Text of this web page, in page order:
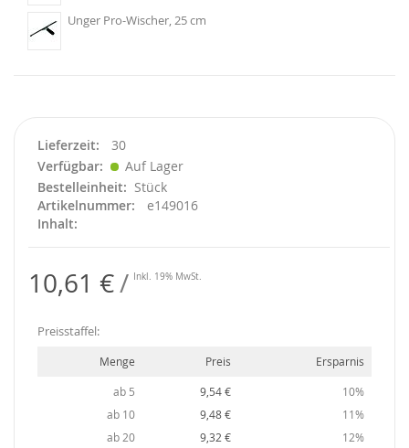
Unger Pro-Wischer, 25 cm
Lieferzeit
30
Verfügbar
Auf Lager
Bestelleinheit
Stück
Artikelnummer
e149016
Inhalt
10,61 € Inkl. 19% MwSt.
Preisstaffel:
Menge Preis Ersparnis
ab 5 9,54 €
10%
ab 10
9,48 €
11%
ab 20
9,32 €
12%